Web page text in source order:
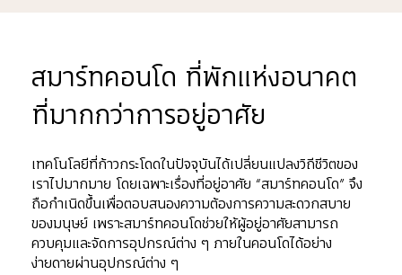
สมาร์ทคอนโด ที่พักแห่งอนาคต
ที่มากกว่าการอยู่อาศัย
เทคโนโลยีที่ก้าวกระโดดในปัจจุบันได้เปลี่ยนแปลงวิถีชีวิตของ
เราไปมากมาย โดยเฉพาะเรื่องที่อยู่อาศัย “สมาร์ทคอนโด” จึง
ถือกำเนิดขึ้นเพื่อตอบสนองความต้องการความสะดวกสบาย
ของมนุษย์ เพราะสมาร์ทคอนโดช่วยให้ผู้อยู่อาศัยสามารถ
ควบคุมและจัดการอุปกรณ์ต่าง ๆ ภายในคอนโดได้อย่าง
ง่ายดายผ่านอุปกรณ์ต่าง ๆ